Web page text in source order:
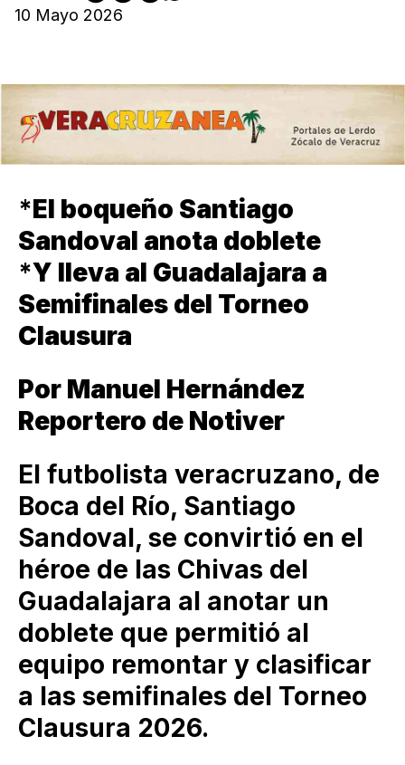
10 Mayo 2026
*El boqueño Santiago
Sandoval anota doblete
*Y lleva al Guadalajara a
Semifinales del Torneo
Clausura
Por Manuel Hernández
Reportero de Notiver
El futbolista veracruzano, de
Boca del Río, Santiago
Sandoval, se convirtió en el
héroe de las Chivas del
Guadalajara al anotar un
doblete que permitió al
equipo remontar y clasificar
a las semifinales del Torneo
Clausura 2026.